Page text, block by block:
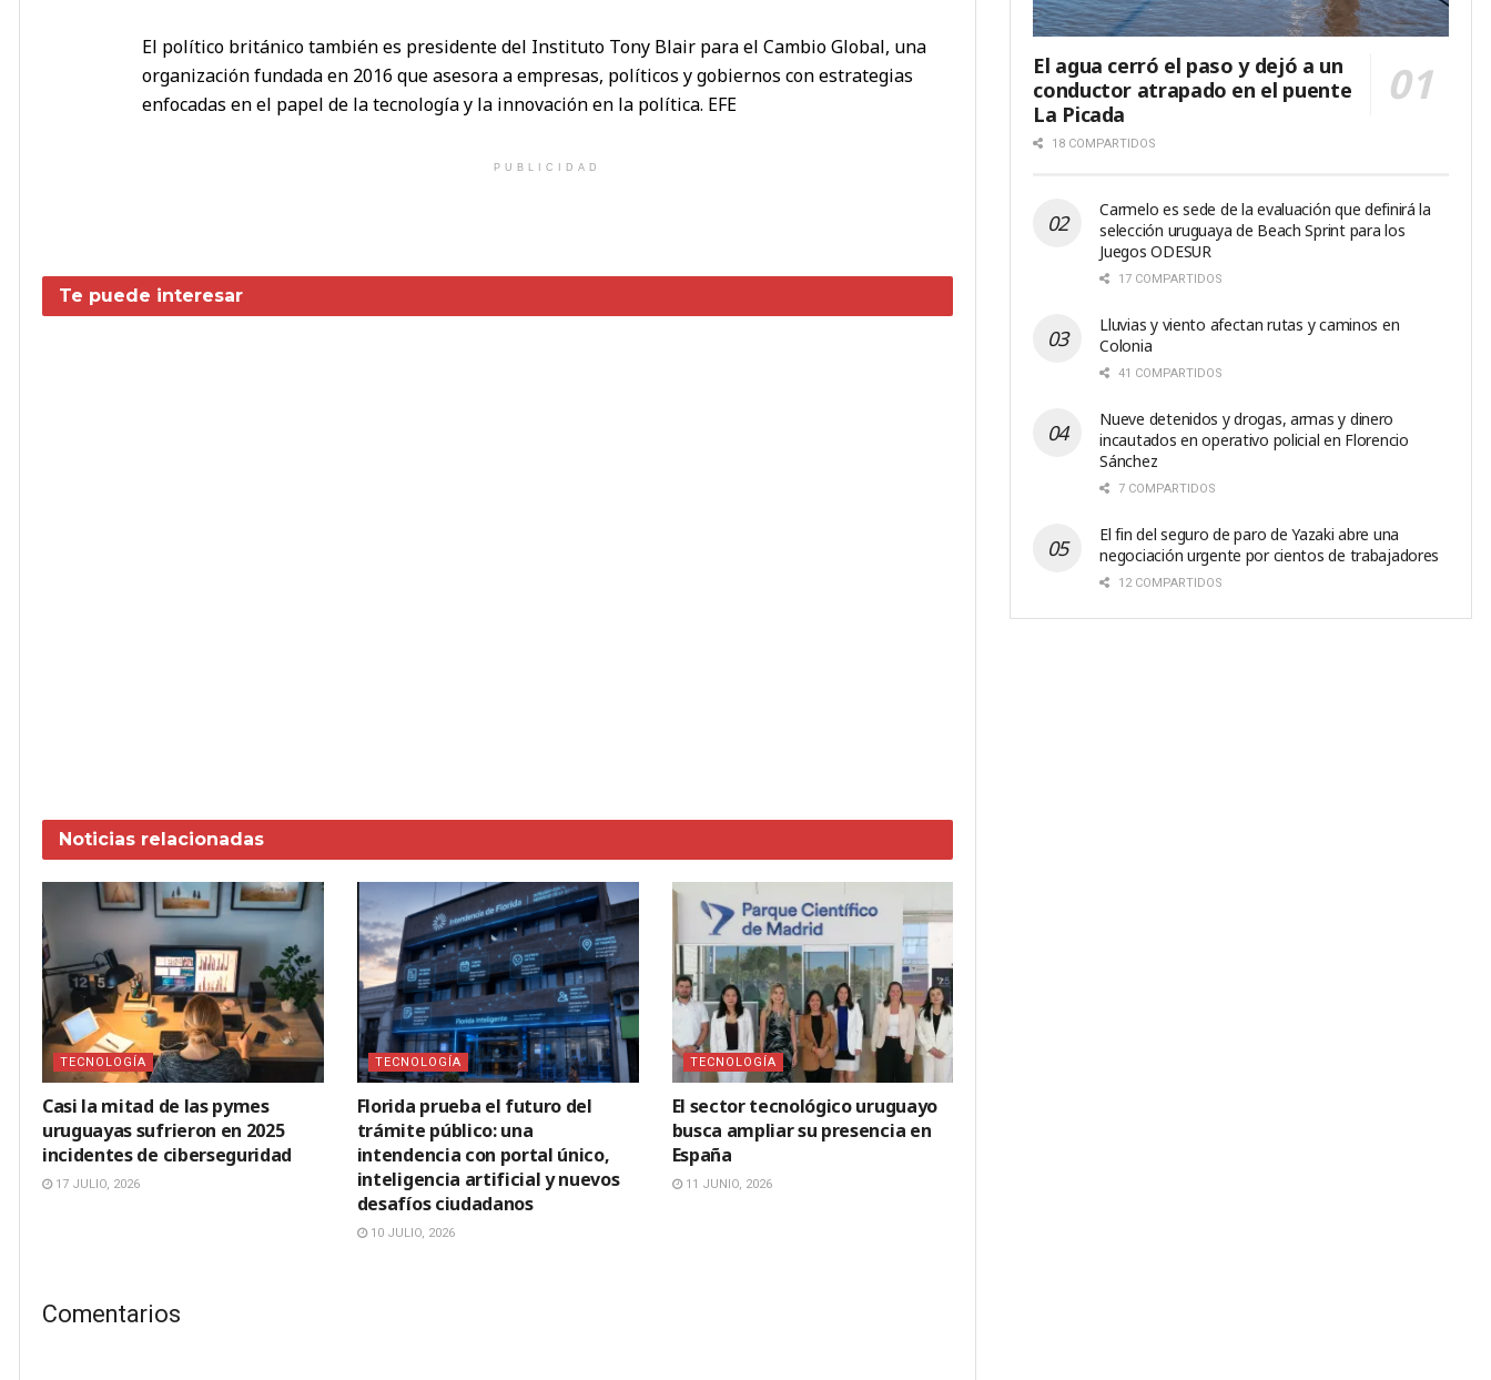
El político británico también es presidente del Instituto Tony Blair para el Cambio Global, una
organización fundada en 2016 que asesora a empresas, políticos y gobiernos con estrategias
enfocadas en el papel de la tecnología y la innovación en la política. EFE
PUBLICIDAD
Te puede interesar
Noticias relacionadas
TECNOLOGÍA
Casi la mitad de las pymes
uruguayas sufrieron en 2025
incidentes de ciberseguridad
17 JULIO, 2026
TECNOLOGÍA
Florida prueba el futuro del
trámite público: una
intendencia con portal único,
inteligencia artificial y nuevos
desafíos ciudadanos
10 JULIO, 2026
TECNOLOGÍA
El sector tecnológico uruguayo
busca ampliar su presencia en
España
11 JUNIO, 2026
Comentarios
El agua cerró el paso y dejó a un
conductor atrapado en el puente
La Picada
18 COMPARTIDOS
Carmelo es sede de la evaluación que definirá la
selección uruguaya de Beach Sprint para los
Juegos ODESUR
17 COMPARTIDOS
Lluvias y viento afectan rutas y caminos en
Colonia
41 COMPARTIDOS
Nueve detenidos y drogas, armas y dinero
incautados en operativo policial en Florencio
Sánchez
7 COMPARTIDOS
El fin del seguro de paro de Yazaki abre una
negociación urgente por cientos de trabajadores
12 COMPARTIDOS